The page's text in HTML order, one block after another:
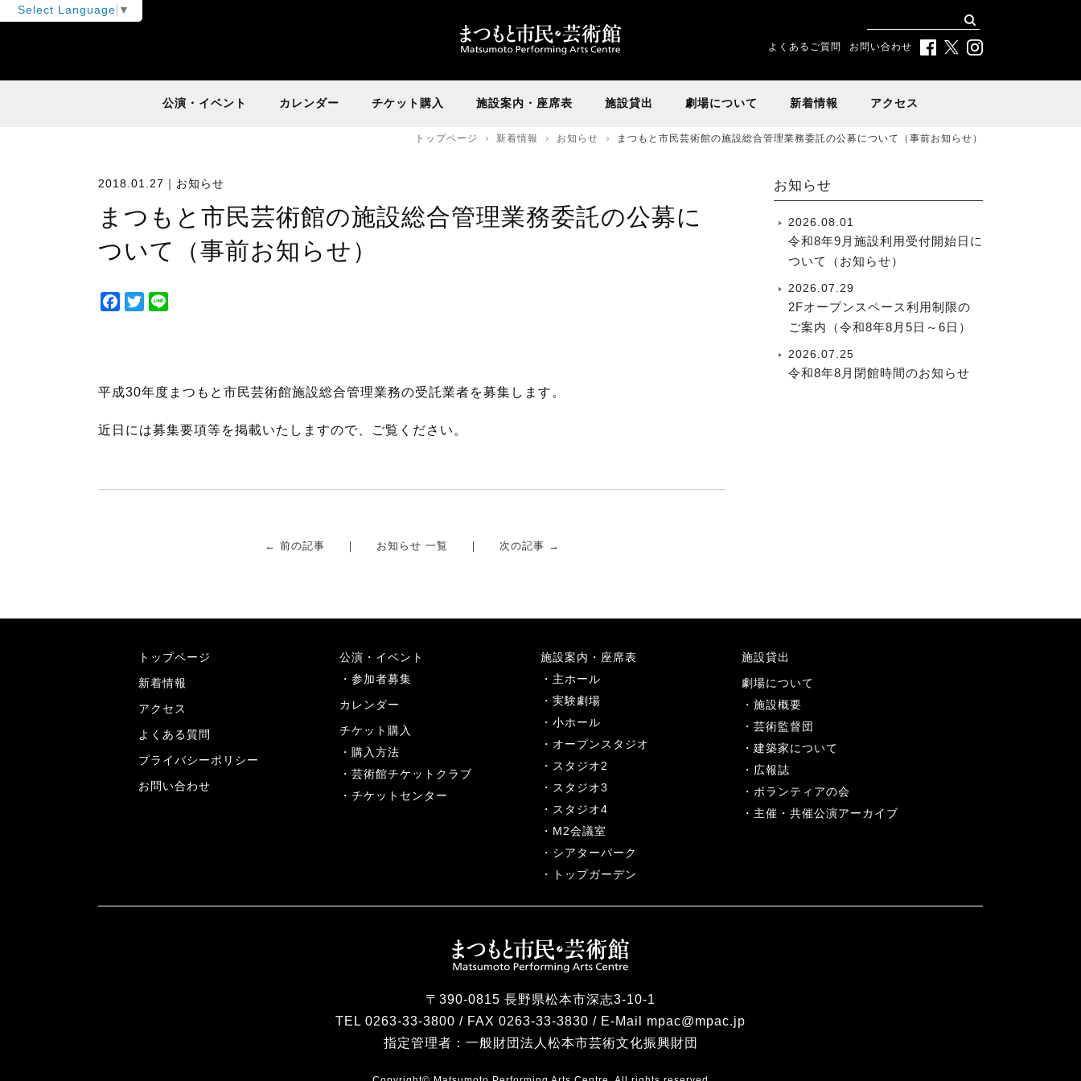
Select Language ▼
よくあるご質問 お問い合わせ
公演・イベント カレンダー チケット購入 施設案内・座席表 施設貸出 劇場について 新着情報 アクセス
トップページ 新着情報 お知らせ まつもと市民芸術館の施設総合管理業務委託の公募について（事前お知らせ）
2018.01.27｜ お知らせ
まつもと市民芸術館の施設総合管理業務委託の公募に
ついて（事前お知らせ）
F
o
k
T
e
平成30年度まつもと市民芸術館施設総合管理業務の受託業者を募集します。
近日には募集要項等を掲載いたしますので、ご覧ください。
← 前の記事 お知らせ 一覧 次の記事 →
お知らせ
2026.08.01
令和8年9月施設利用受付開始日に
ついて（お知らせ）
2026.07.29
2Fオープンスペース利用制限の
ご案内（令和8年8月5日～6日）
2026.07.25
令和8年8月閉館時間のお知らせ
トップページ
新着情報
アクセス
よくある質問
プライバシーポリシー
お問い合わせ
公演・イベント
参加者募集
カレンダー
チケット購入
購入方法
芸術館チケットクラブ
チケットセンター
施設案内・座席表
主ホール
実験劇場
小ホール
オープンスタジオ
スタジオ2
スタジオ3
スタジオ4
M2会議室
シアターパーク
トップガーデン
施設貸出
劇場について
施設概要
芸術監督団
建築家について
広報誌
ボランティアの会
主催・共催公演アーカイブ
〒390-0815 長野県松本市深志3-10-1
TEL 0263-33-3800 / FAX 0263-33-3830 / E-Mail mpac@mpac.jp
指定管理者： 一般財団法人松本市芸術文化振興財団